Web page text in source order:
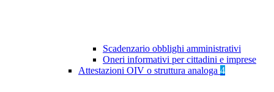
Scadenzario obblighi amministrativi
Oneri informativi per cittadini e imprese
Attestazioni OIV o struttura analoga 4